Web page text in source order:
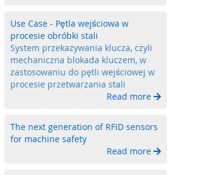
Use Case - Pętla wejściowa w
procesie obróbki stali
System przekazywania klucza, czyli
mechaniczna blokada kluczem, w
zastosowaniu do pętli wejściowej w
procesie przetwarzania stali
Read more
The next generation of RFID sensors
for machine safety
Read more